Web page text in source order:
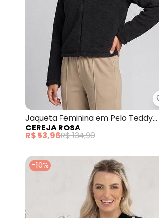
Jaqueta Feminina em Pelo Teddy
(Preto)
CEREJA ROSA
R$ 53,96R$ 134,90
-10%